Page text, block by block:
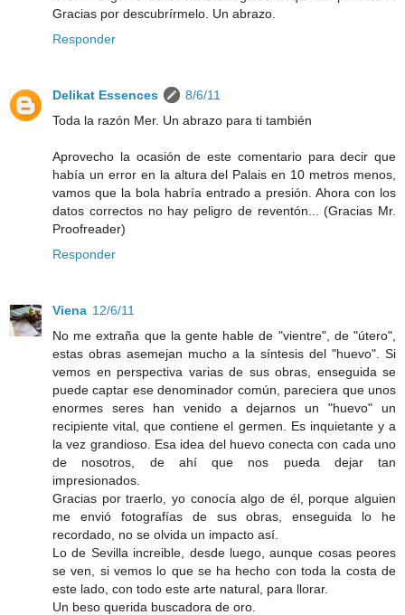
Gracias por descubrírmelo. Un abrazo.
Responder
Delikat Essences
8/6/11
Toda la razón Mer. Un abrazo para ti también
Aprovecho la ocasión de este comentario para decir que
había un error en la altura del Palais en 10 metros menos,
vamos que la bola habría entrado a presión. Ahora con los
datos correctos no hay peligro de reventón... (Gracias Mr.
Proofreader)
Responder
Viena 12/6/11
No me extraña que la gente hable de "vientre", de "útero",
estas obras asemejan mucho a la síntesis del "huevo". Si
vemos en perspectiva varias de sus obras, enseguida se
puede captar ese denominador común, pareciera que unos
enormes seres han venido a dejarnos un "huevo" un
recipiente vital, que contiene el germen. Es inquietante y a
la vez grandioso. Esa idea del huevo conecta con cada uno
de nosotros, de ahí que nos pueda dejar tan
impresionados.
Gracias por traerlo, yo conocía algo de él, porque alguien
me envió fotografías de sus obras, enseguida lo he
recordado, no se olvida un impacto así.
Lo de Sevilla increible, desde luego, aunque cosas peores
se ven, si vemos lo que se ha hecho con toda la costa de
este lado, con todo este arte natural, para llorar.
Un beso querida buscadora de oro.